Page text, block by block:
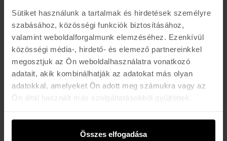
Sütiket használunk a tartalmak és hirdetések személyre
szabásához, közösségi funkciók biztosításához,
valamint weboldalforgalmunk elemzéséhez. Ezenkívül
közösségi média-, hirdető- és elemező partnereinkkel
megosztjuk az Ön weboldalhasználatra vonatkozó
adatait, akik kombinálhatják az adatokat más olyan
adatokkal, amelyeket Ön adott meg számukra vagy az
Ön által használt más szolgáltatásokból gyűjtöttek.
Összes elfogadása
55.990 Ft47.600 Ft
OAKLEY
GIBSTON POLAR
69.990 Ft59.500 Ft
OJECTOR
59.490 Ft50.600 Ft